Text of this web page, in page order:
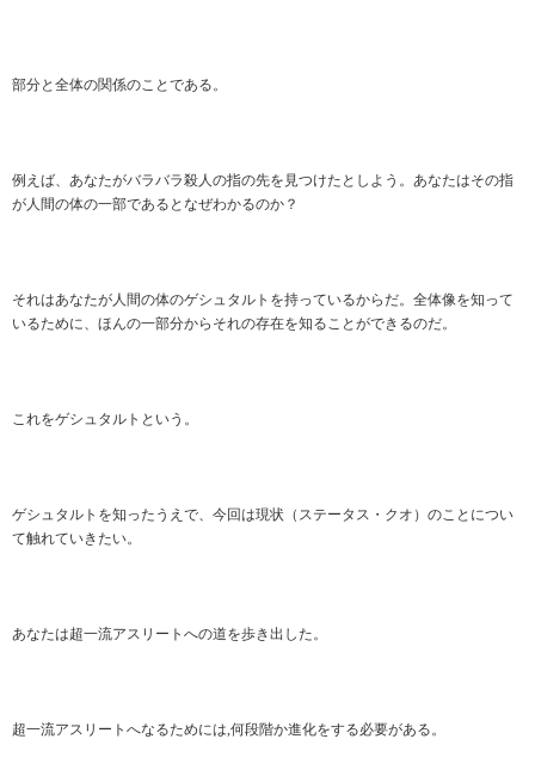
部分と全体の関係のことである。
例えば、あなたがバラバラ殺人の指の先を見つけたとしよう。あなたはその指
が人間の体の一部であるとなぜわかるのか？
それはあなたが人間の体のゲシュタルトを持っているからだ。全体像を知って
いるために、ほんの一部分からそれの存在を知ることができるのだ。
これをゲシュタルトという。
ゲシュタルトを知ったうえで、今回は現状（ステータス・クオ）のことについ
て触れていきたい。
あなたは超一流アスリートへの道を歩き出した。
超一流アスリートへなるためには,何段階か進化をする必要がある。